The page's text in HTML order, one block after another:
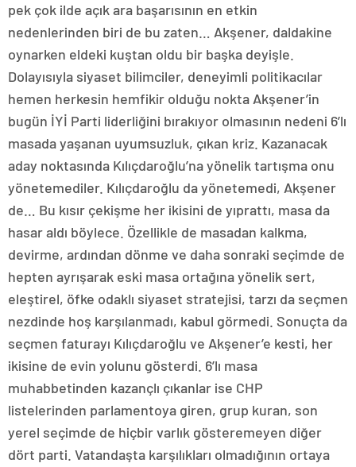
pek çok ilde açık ara başarısının en etkin
nedenlerinden biri de bu zaten… Akşener, daldakine
oynarken eldeki kuştan oldu bir başka deyişle.
Dolayısıyla siyaset bilimciler, deneyimli politikacılar
hemen herkesin hemfikir olduğu nokta Akşener’in
bugün İYİ Parti liderliğini bırakıyor olmasının nedeni 6’lı
masada yaşanan uyumsuzluk, çıkan kriz. Kazanacak
aday noktasında Kılıçdaroğlu’na yönelik tartışma onu
yönetemediler. Kılıçdaroğlu da yönetemedi, Akşener
de… Bu kısır çekişme her ikisini de yıprattı, masa da
hasar aldı böylece. Özellikle de masadan kalkma,
devirme, ardından dönme ve daha sonraki seçimde de
hepten ayrışarak eski masa ortağına yönelik sert,
eleştirel, öfke odaklı siyaset stratejisi, tarzı da seçmen
nezdinde hoş karşılanmadı, kabul görmedi. Sonuçta da
seçmen faturayı Kılıçdaroğlu ve Akşener’e kesti, her
ikisine de evin yolunu gösterdi. 6’lı masa
muhabbetinden kazançlı çıkanlar ise CHP
listelerinden parlamentoya giren, grup kuran, son
yerel seçimde de hiçbir varlık gösteremeyen diğer
dört parti. Vatandaşta karşılıkları olmadığının ortaya